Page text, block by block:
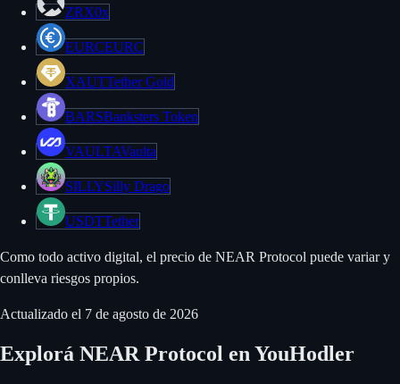
ZRX0x
EURCEURC
XAUTTether Gold
BARSBanksters Token
VAULTAVaulta
SILLYSilly Drago
USDTTether
Como todo activo digital, el precio de NEAR Protocol puede variar y
conlleva riesgos propios.
Actualizado el 7 de agosto de 2026
Explorá NEAR Protocol en YouHodler